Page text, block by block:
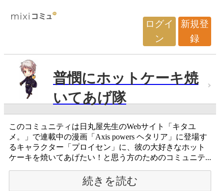
ログイ
ン
新規登
録
普憫にホットケーキ焼
いてあげ隊
このコミュニティは日丸屋先生のWebサイト「キタユ
メ。」で連載中の漫画「Axis powers ヘタリア」に登場す
るキャラクター「プロイセン」に、彼の大好きなホット
ケーキを焼いてあげたい！と思う方のためのコミュニテ...
続きを読む